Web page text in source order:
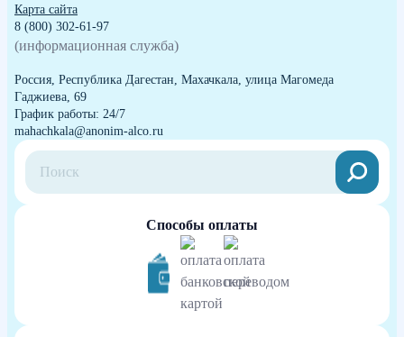
Карта сайта
8 (800) 302-61-97
(информационная служба)
Россия, Республика Дагестан, Махачкала, улица Магомеда
Гаджиева, 69
График работы: 24/7
mahachkala@anonim-alco.ru
Способы оплаты